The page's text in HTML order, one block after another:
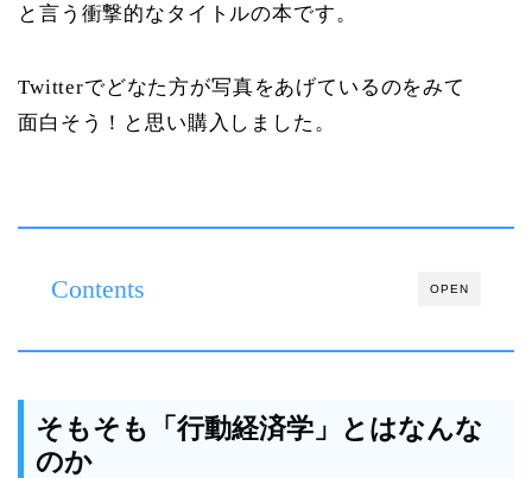
と言う衝撃的なタイトルの本です。
Twitterでどなた方が写真をあげているのをみて
面白そう！と思い購入しました。
OPEN
Contents
そもそも「行動経済学」とはなんな
のか